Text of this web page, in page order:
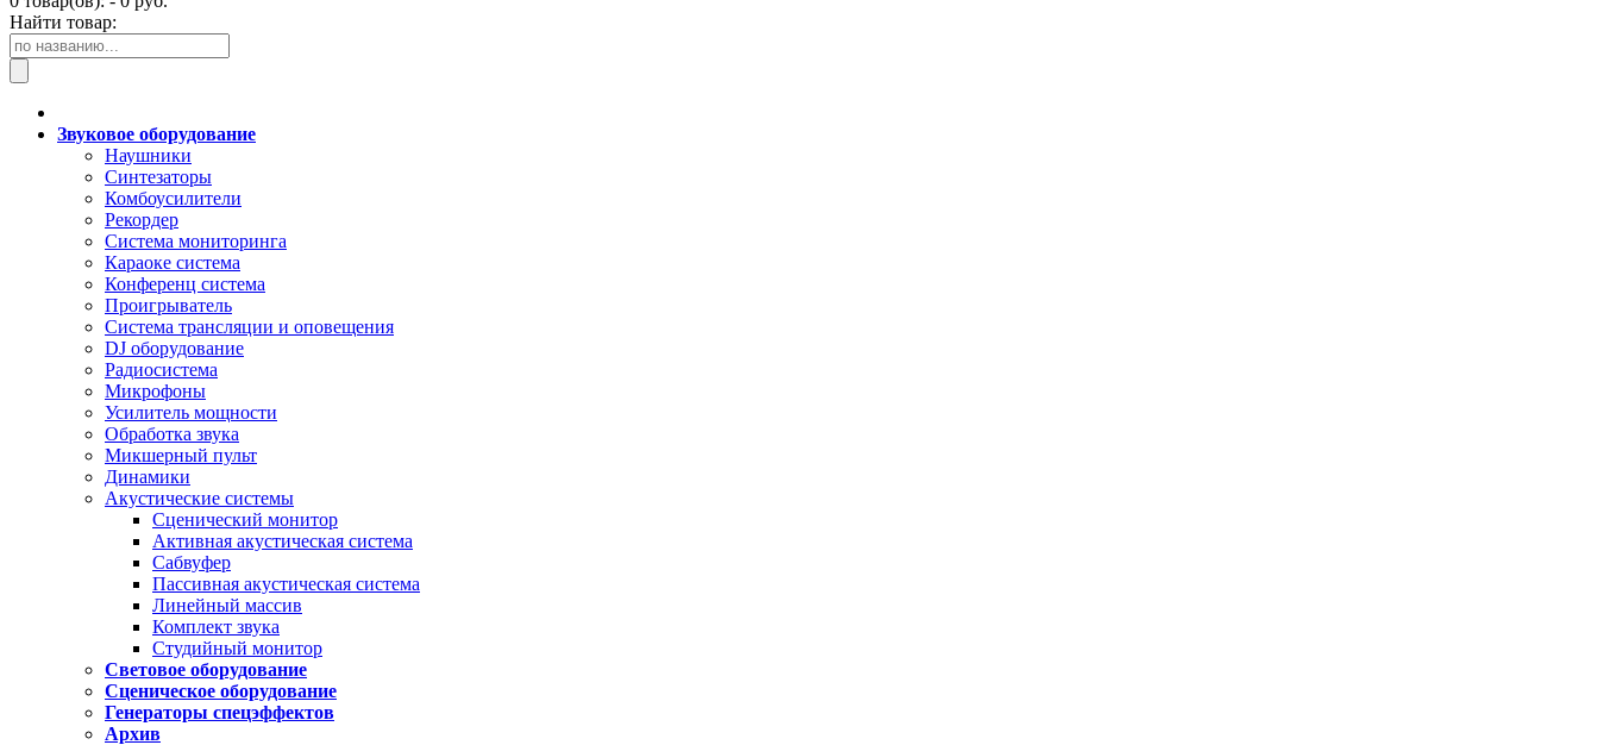
Найти товар:
Звуковое оборудование
Наушники
Синтезаторы
Комбоусилители
Рекордер
Система мониторинга
Караоке система
Конференц система
Проигрыватель
Система трансляции и оповещения
DJ оборудование
Радиосистема
Микрофоны
Усилитель мощности
Обработка звука
Микшерный пульт
Динамики
Акустические системы
Сценический монитор
Активная акустическая система
Сабвуфер
Пассивная акустическая система
Линейный массив
Комплект звука
Студийный монитор
Световое оборудование
Сценическое оборудование
Генераторы спецэффектов
Архив